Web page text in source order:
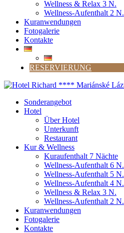
Wellness & Relax 3 N.
Wellness-Aufenthalt 2 N.
Kuranwendungen
Fotogalerie
Kontakte
RESERVIERUNG
Sonderangebot
Hotel
Über Hotel
Unterkunft
Restaurant
Kur & Wellness
Kuraufenthalt 7 Nächte
Wellness-Aufenthalt 6 N.
Wellness-Aufenthalt 5 N.
Wellness-Aufenthalt 4 N.
Wellness & Relax 3 N.
Wellness-Aufenthalt 2 N.
Kuranwendungen
Fotogalerie
Kontakte